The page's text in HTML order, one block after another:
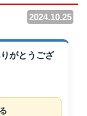
2024.10.25
がとうござ